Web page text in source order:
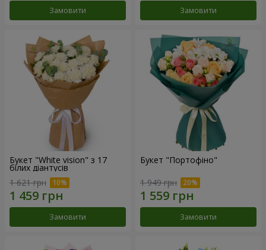
Замовити Замовити
Букет "White vision" з 17
білих діантусів
1 621 грн
Замовити
Букет "Портофіно"
1 949 грн
Замовити